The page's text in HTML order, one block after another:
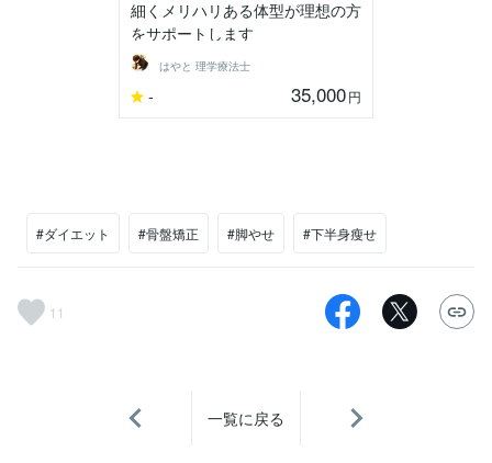
細くメリハリある体型が理想の方
をサポートします
はやと 理学療法士
- 35,000円
#ダイエット #骨盤矯正 #脚やせ #下半身瘦せ
11
一覧に戻る